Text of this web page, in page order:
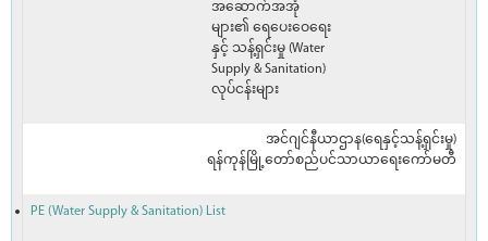
အဆောက်အအုံ
များ၏ ရေပေးဝေရေး
နှင့် သန့်ရှင်းမှု (Water
Supply & Sanitation)
လုပ်ငန်းများ
အင်ဂျင်နီယာဌာန(ရေနှင့်သန့်ရှင်းမှု)
ရန်ကုန်မြို့တော်စည်ပင်သာယာရေးကော်မတီ
PE (Water Supply & Sanitation) List